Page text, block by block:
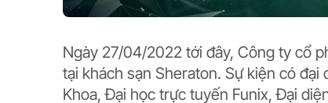
Ngày 27/04/2022 tới đây, Công ty cổ
tại khách sạn Sheraton. Sự kiện có
Khoa, Đại học trực tuyến Funix, Đại